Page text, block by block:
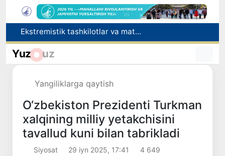
O‘zbekiston Jurnalistlar uyushmasi qoshida Blogerlar ijodiy kengashi tashkil etildi
Kredit va moliyaviy xizmatlar reklamasiga ogohlantirish talabi kiritiladi
Yuz uz
Yangiliklarga qaytish
O‘zbekiston Prezidenti Turkman
xalqining milliy yetakchisini
tavallud kuni bilan tabrikladi
Siyosat 29 iyn 2025, 17:41 4 649